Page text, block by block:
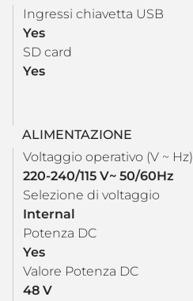
Ingressi chiavetta USB
Yes
SD card
Yes
ALIMENTAZIONE
Voltaggio operativo (V ~ Hz)
220-240/115 V~ 50/60Hz
Selezione di voltaggio
Internal
Potenza DC
Yes
Valore Potenza DC
48 V